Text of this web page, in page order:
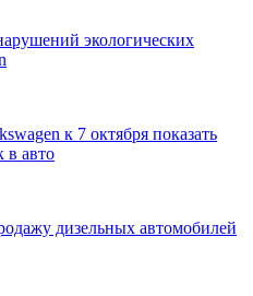
экологических
к 7 октября показать
в авто
дизельных автомобилей